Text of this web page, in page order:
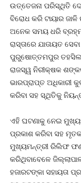
ଉତ୍ତେଜନା ପରିସ୍ଥିତି
ବିରୋଧ କରି ଟାୟାର ଜାଳି
ଅନେକ ସମୟ ଧରି
ରାସ୍ତାରେ ଯାତାୟତ
ପୁରୁଷୋତ୍ତମପୁର
ରାଜସ୍ୱ ନିରୀକ୍ଷକ
ଭାରପ୍ରାପ୍ତ ଅଧିକାରୀ
କରିବା ସହ ସ୍ଥିତିକୁ
ଏହି ଘଟଣାକୁ ନେଇ
ପ୍ରକାଶ କରିବା ସହ
ମୁଖ୍ୟମନ୍ତ୍ରୀ ରିଲିଫ
କରିଥିବାବେଳେ
ହଜାରଟଙ୍କା ସହାୟତା